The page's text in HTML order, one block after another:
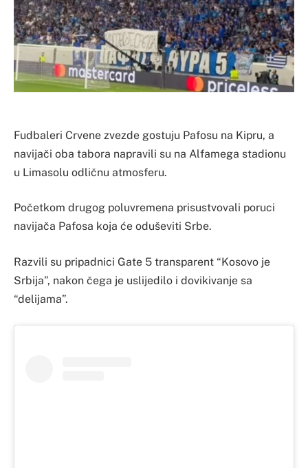
Fudbaleri Crvene zvezde gostuju Pafosu na Kipru, a
navijači oba tabora napravili su na Alfamega stadionu
u Limasolu odličnu atmosferu.
Početkom drugog poluvremena prisustvovali poruci
navijača Pafosa koja će oduševiti Srbe.
Razvili su pripadnici Gate 5 transparent “Kosovo je
Srbija”, nakon čega je uslijedilo i dovikivanje sa
“delijama”.